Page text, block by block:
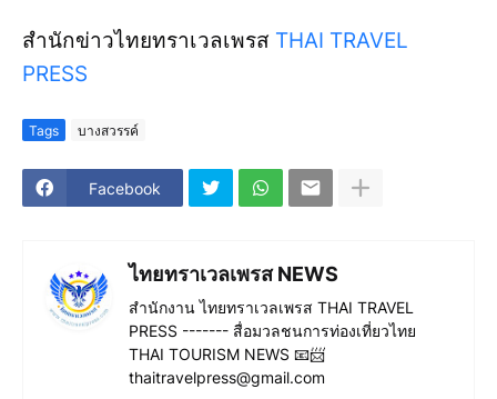
สำนักข่าวไทยทราเวลเพรส THAI TRAVEL
PRESS
Tags บางสวรรค์
Facebook
ไทยทราเวลเพรส NEWS
สำนักงาน ไทยทราเวลเพรส THAI TRAVEL
PRESS ------- สื่อมวลชนการท่องเที่ยวไทย
THAI TOURISM NEWS 📧📨
thaitravelpress@gmail.com